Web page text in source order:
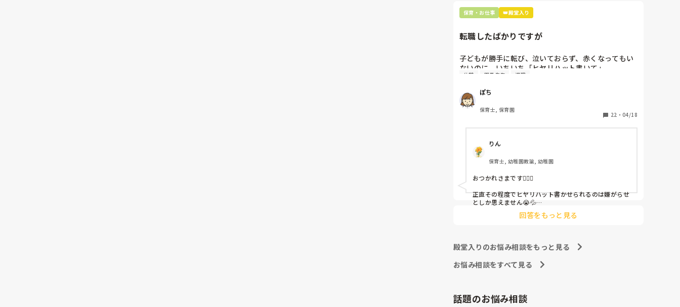
保育・お仕事 👑殿堂入り
転職したばかりですが
子どもが勝手に転び、泣いておらず、赤くなってもい
ないのに、いちいち「ヒヤリハット書いて」
と書かされ
休憩時間に書くしかなく、辛いです
（そう言う本人は書かない）
しかも、上司に↑この内容でも
「どうしたらなくせるか」
呼ばれて一緒に対策を考えさせられること多数
これだけで30〜40分拘束されて辛いです
皆さんの園はどうですか?
休憩 園長先生 退職
ぽち
保育士, 保育園
22 ・ 04/18
りん
保育士, 幼稚園教諭, 幼稚園
おつかれさまです🙇🏻‍♀️
正直その程度でヒヤリハット書かせられるのは嫌がらせ
としか思えません😭💦
他の先生方も同様のことをされているのでしょうか？
回答をもっと見る
殿堂入りのお悩み相談をもっと見る
お悩み相談をすべて見る
話題のお悩み相談